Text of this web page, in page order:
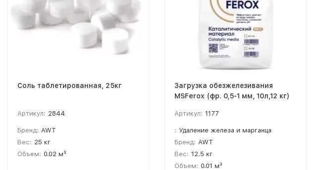
Соль таблетированная, 25кг
Артикул: 2844
Бренд: AWT
Вес: 25 кг
Объем: 0.02 м³
Загрузка обезжелезивания
MSFerox (фр. 0,5-1 мм, 10л,12 кг)
Артикул: 1177
: Удаление железа и марганца
Бренд: AWT
Вес: 12.5 кг
Объем: 0.01 м³